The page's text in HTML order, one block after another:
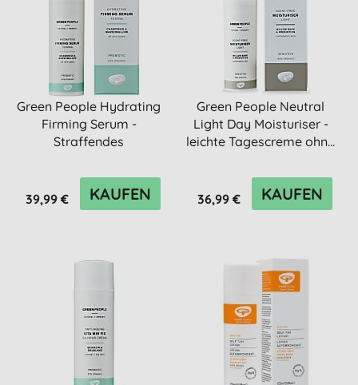
Green People Hydrating
Firming Serum -
Straffendes
39,99 € KAUFEN
Green People Neutral
Light Day Moisturiser -
leichte Tagescreme ohn...
36,99 € KAUFEN